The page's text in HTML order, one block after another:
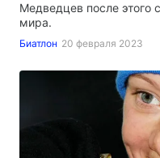
Медведцев после этого
мира.
Биатлон 20 февраля 2023